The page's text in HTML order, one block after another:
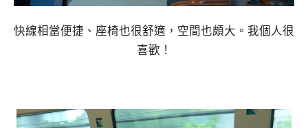
快線相當便捷、座椅也很舒適，空間也頗大。我個人很
喜歡！